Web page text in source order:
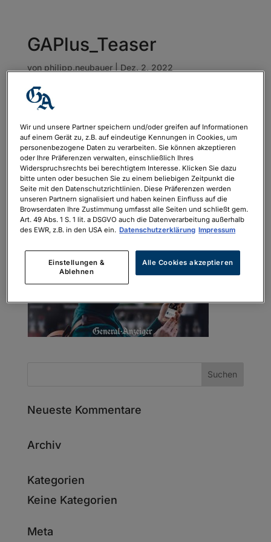
GAPlus_Teaser
von philipp.neubauer| Dez. 2, 2022
Neueste Kommentare
Archiv
Kategorien
Keine Kategorien
Meta
Wir und unsere Partner speichern und/oder greifen auf Informationen
auf einem Gerät zu, z.B. auf eindeutige Kennungen in Cookies, um
personenbezogene Daten zu verarbeiten. Sie können akzeptieren
oder Ihre Präferenzen verwalten, einschließlich Ihres
Widerspruchsrechts bei berechtigtem Interesse. Klicken Sie dazu
bitte unten oder besuchen Sie zu einem beliebigen Zeitpunkt die
Seite mit den Datenschutzrichtlinien. Diese Präferenzen werden
unseren Partnern signalisiert und haben keinen Einfluss auf die
Browserdaten Ihre Zustimmung umfasst alle Seiten und schließt gem.
Art. 49 Abs. 1 S. 1 lit. a DSGVO auch die Datenverarbeitung außerhalb
des EWR, z.B. in den USA ein. Datenschutzerklärung Impressum
Einstellungen &
Ablehnen
Alle Cookies akzeptieren